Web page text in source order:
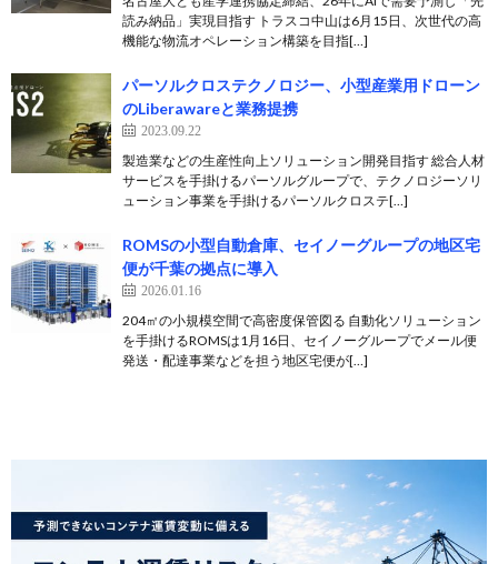
読み納品」実現目指す トラスコ中山は6月15日、次世代の高
機能な物流オペレーション構築を目指[…]
パーソルクロステクノロジー、小型産業用ドローン
のLiberawareと業務提携
2023.09.22
製造業などの生産性向上ソリューション開発目指す 総合人材
サービスを手掛けるパーソルグループで、テクノロジーソリ
ューション事業を手掛けるパーソルクロステ[…]
ROMSの小型自動倉庫、セイノーグループの地区宅
便が千葉の拠点に導入
2026.01.16
204㎡の小規模空間で高密度保管図る 自動化ソリューション
を手掛けるROMSは1月16日、セイノーグループでメール便
発送・配達事業などを担う地区宅便が[…]